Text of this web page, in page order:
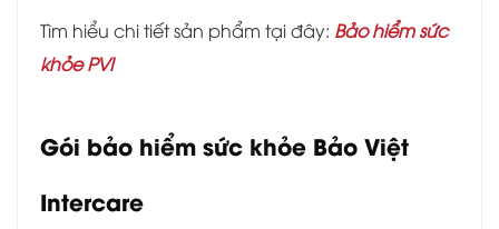
Tìm hiểu chi tiết sản phẩm tại đây: Bảo hiểm sức
khỏe PVI
Gói bảo hiểm sức khỏe Bảo Việt
Intercare